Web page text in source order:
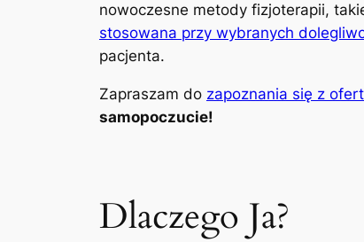
nowoczesne metody fizjoterapii,
stosowana przy wybranych
pacjenta.
Zapraszam do zapoznania się z
samopoczucie!
Dlaczego Ja?